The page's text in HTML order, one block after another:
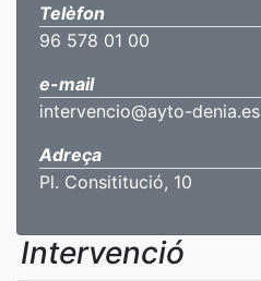
Telèfon
96 578 01 00
e-mail
intervencio@ayto-denia.es
Adreça
Pl. Consititució, 10
Intervenció